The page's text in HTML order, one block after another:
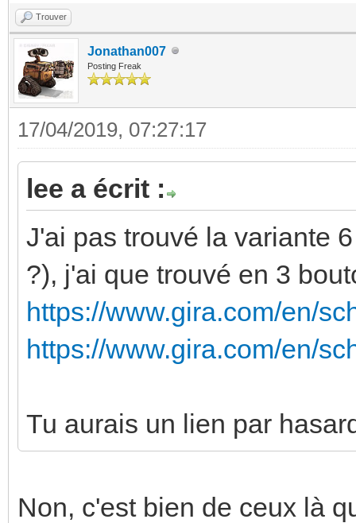
Trouver
Jonathan007
Posting Freak
17/04/2019, 07:27:17
lee a écrit :
J'ai pas trouvé la variante
?), j'ai que trouvé en 3
https://www.gira.com/en/
https://www.gira.com/en/
Tu aurais un lien par
Non, c'est bien de ceux là